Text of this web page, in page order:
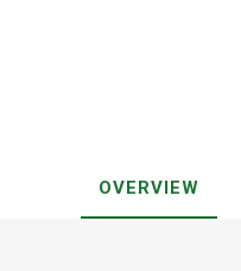
OVERVIEW